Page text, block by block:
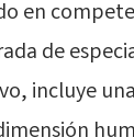
en
de
incluye